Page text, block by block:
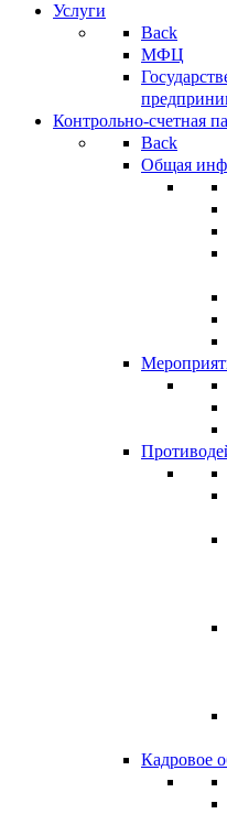
Услуги
Back
МФЦ
Контрольно-счетная
Back
Общая
Кадровое